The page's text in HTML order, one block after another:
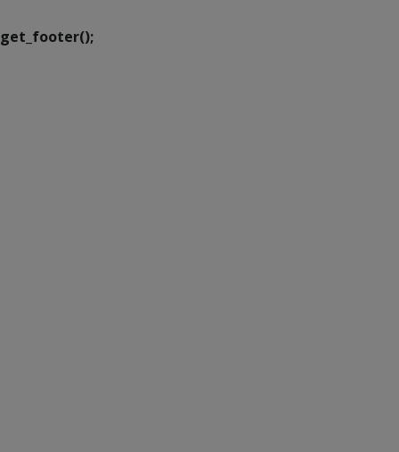
get_footer();